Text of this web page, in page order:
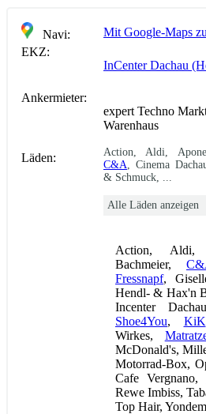
Navi:
Mit Google-Maps
EKZ:
InCenter Dachau
Ankermieter:
expert Techno
Warenhaus
Läden:
Action, Aldi,
C&A , Cinema
& Schmuck, ...
Alle Läden anzeigen
Action, Aldi,
Bachmeier,
Fressnapf,
Hendl- & Hax'n
Incenter
Shoe4You, KiK
Wirkes,
McDonald's,
Motorrad-Box,
Cafe Vergnano,
Rewe Imbiss,
Top Hair,